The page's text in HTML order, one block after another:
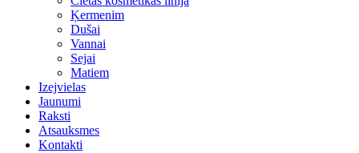
Ķermenim
Dušai
Vannai
Sejai
Matiem
Izejvielas
Jaunumi
Raksti
Atsauksmes
Kontakti